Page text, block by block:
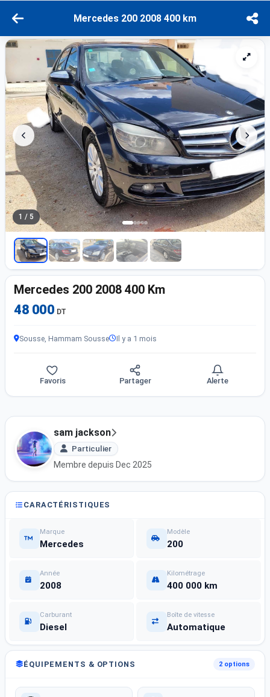
Mercedes 200 2008 400 km
1 / 5
Mercedes 200 2008 400 Km
48 000 DT
Sousse, Hammam Sousse Il y a 1 mois
Favoris Partager Alerte
sam jackson
Particulier
Membre depuis Dec 2025
CARACTÉRISTIQUES
Marque
Mercedes
Modèle
200
Année
2008
Kilométrage
400 000 km
Carburant
Diesel
Boîte de vitesse
Automatique
ÉQUIPEMENTS & OPTIONS 2 options